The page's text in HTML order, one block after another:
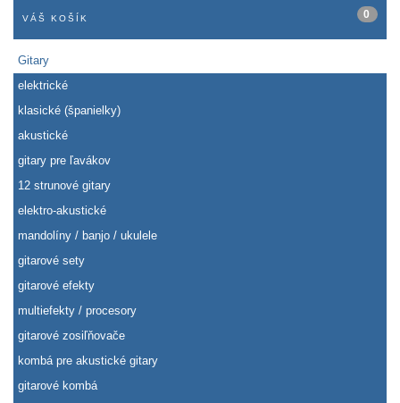
VÁŠ KOŠÍK 0
Gitary
elektrické
klasické (španielky)
akustické
gitary pre ľavákov
12 strunové gitary
elektro-akustické
mandolíny / banjo / ukulele
gitarové sety
gitarové efekty
multiefekty / procesory
gitarové zosiľňovače
kombá pre akustické gitary
gitarové kombá